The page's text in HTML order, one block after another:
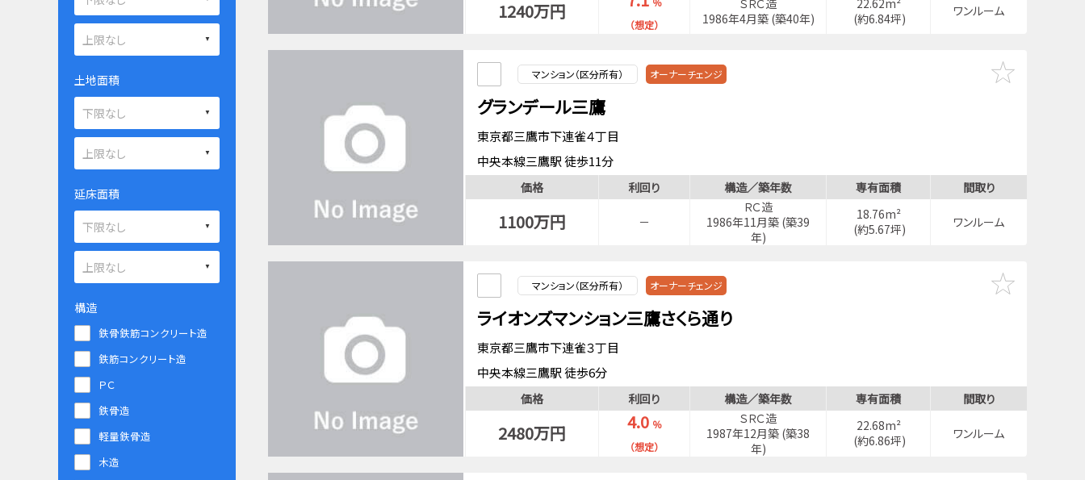
1240万円
（想定）
ＳＲＣ造
1986年4月築 (築40年)
22.62m²
(約6.84坪)
ワンルーム
マンション（区分所有） オーナーチェンジ
グランデール三鷹
東京都三鷹市下連雀４丁目
中央本線三鷹駅 徒歩11分
価格 利回り 構造／築年数 専有面積 間取り
1100万円 －
ＲＣ造
1986年11月築 (築39
年)
18.76m²
(約5.67坪)
ワンルーム
マンション（区分所有） オーナーチェンジ
ライオンズマンション三鷹さくら通り
東京都三鷹市下連雀３丁目
中央本線三鷹駅 徒歩6分
中央・総武緩行線三鷹駅 徒歩6分
価格 利回り 構造／築年数 専有面積 間取り
2480万円 4.0 ％
（想定）
ＳＲＣ造
1987年12月築 (築38
年)
22.68m²
(約6.86坪)
ワンルーム
土地面積
延床面積
構造
鉄骨鉄筋コンクリート造
鉄筋コンクリート造
ＰＣ
鉄骨造
軽量鉄骨造
木造